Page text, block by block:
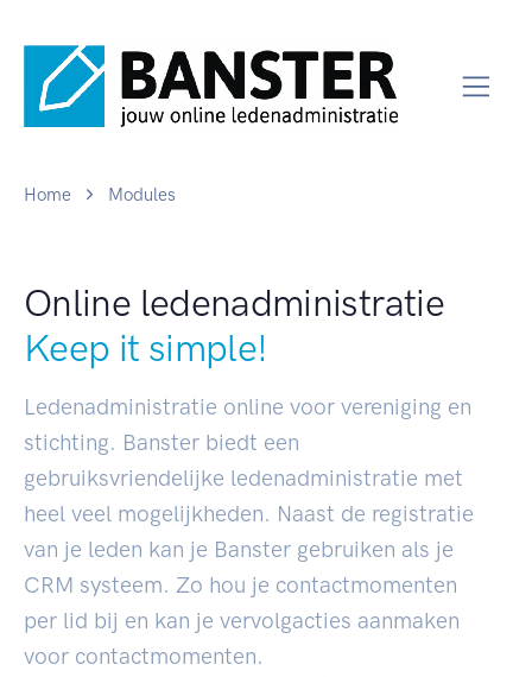
Home Modules
Online ledenadministratie
Keep it simple!
Ledenadministratie online voor vereniging en
stichting. Banster biedt een
gebruiksvriendelijke ledenadministratie met
heel veel mogelijkheden. Naast de registratie
van je leden kan je Banster gebruiken als je
CRM systeem. Zo hou je contactmomenten
per lid bij en kan je vervolgacties aanmaken
voor contactmomenten.